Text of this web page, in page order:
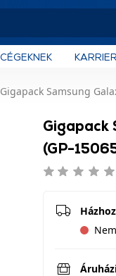
CÉGEKNEK KARRIER
Gigapack Samsung
Gigapack
(GP-